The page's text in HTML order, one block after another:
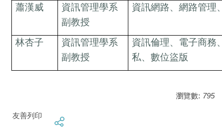
蕭漢威
資訊管理學系
副教授
資訊網路、網路管理
林杏子
資訊管理學系
副教授
資訊倫理、電子商務
私、數位盜版
瀏覽數: 795
友善列印